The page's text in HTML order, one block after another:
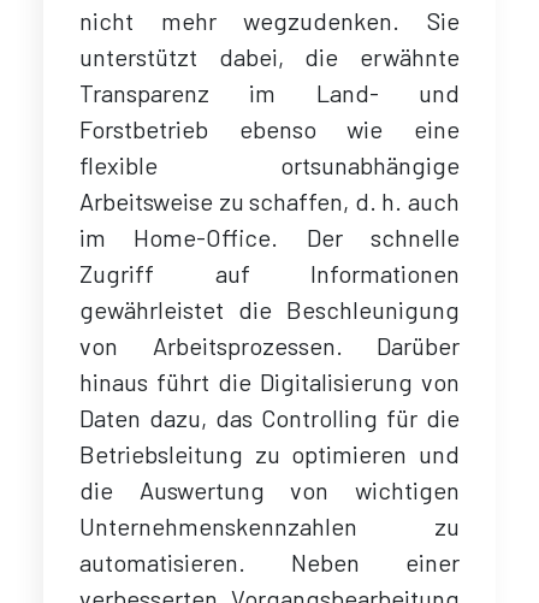
nicht mehr wegzudenken. Sie
unterstützt dabei, die erwähnte
Transparenz im Land- und
Forstbetrieb ebenso wie eine
flexible ortsunabhängige
Arbeitsweise zu schaffen, d. h. auch
im Home-Office. Der schnelle
Zugriff auf Informationen
gewährleistet die Beschleunigung
von Arbeitsprozessen. Darüber
hinaus führt die Digitalisierung von
Daten dazu, das Controlling für die
Betriebsleitung zu optimieren und
die Auswertung von wichtigen
Unternehmenskennzahlen zu
automatisieren. Neben einer